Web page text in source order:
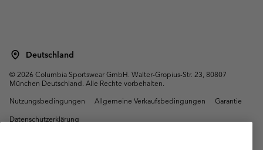
Deutschland
© 2026 Columbia Sportswear GmbH. Walter-Gropius-Str. 23, 80807
München Deutschland. Alle Rechte vorbehalten.
Nutzungsbedingungen
Allgemeine Verkaufsbedingungen
Garantie
Datenschutzerklärung